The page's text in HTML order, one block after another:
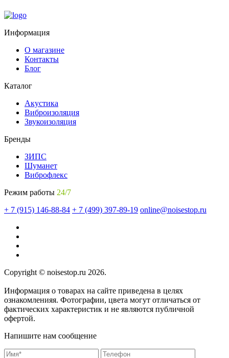
Информация
О магазине
Контакты
Блог
Каталог
Акустика
Виброизоляция
Звукоизоляция
Бренды
ЗИПС
Шуманет
Виброфлекс
Режим работы 24/7
+ 7 (915) 146-88-84 + 7 (499) 397-89-19 online@noisestop.ru
Copyright © noisestop.ru 2026.
Информация о товарах на сайте приведена в целях
ознакомленияя. Фотографии, цвета могут отличаться от
фактических характеристик и не являются публичной
офертой.
Напишите нам сообщение